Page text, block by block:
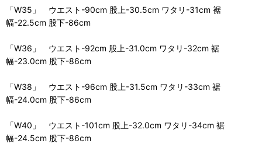
「W35」 ウエスト-90cm 股上-30.5cm ワタリ-31cm 裾
幅-22.5cm 股下-86cm
「W36」 ウエスト-92cm 股上-31.0cm ワタリ-32cm 裾
幅-23.0cm 股下-86cm
「W38」 ウエスト-96cm 股上-31.5cm ワタリ-33cm 裾
幅-24.0cm 股下-86cm
「W40」 ウエスト-101cm 股上-32.0cm ワタリ-34cm 裾
幅-24.5cm 股下-86cm